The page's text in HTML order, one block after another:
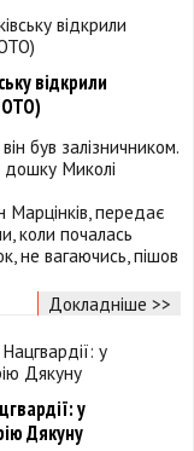
відкрили
був залізничником.
дошку Миколі
Марцінків, передає
коли почалась
не вагаючись, пішов
Докладніше >>
у
Дякуну